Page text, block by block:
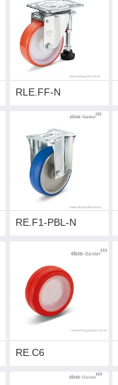
RLE.FF-N
RE.F1-PBL-N
RE.C6